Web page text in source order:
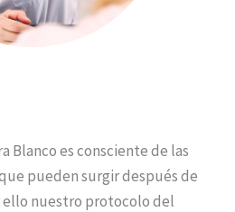
Blanco es consciente de las
pueden surgir después de
nuestro protocolo del